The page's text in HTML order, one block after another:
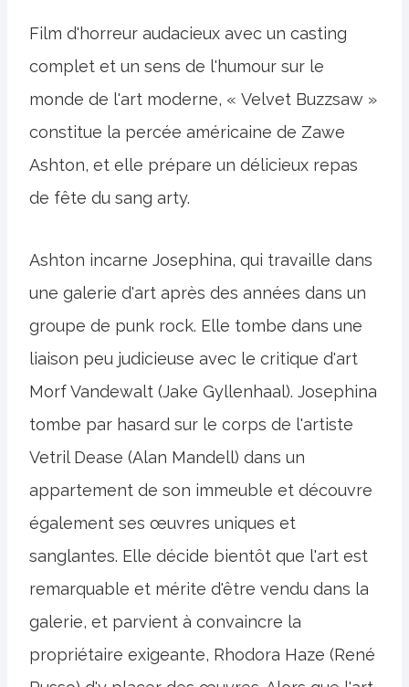
Film d'horreur audacieux avec un casting
complet et un sens de l'humour sur le
monde de l'art moderne, « Velvet Buzzsaw »
constitue la percée américaine de Zawe
Ashton, et elle prépare un délicieux repas
de fête du sang arty.
Ashton incarne Josephina, qui travaille dans
une galerie d'art après des années dans un
groupe de punk rock. Elle tombe dans une
liaison peu judicieuse avec le critique d'art
Morf Vandewalt (Jake Gyllenhaal). Josephina
tombe par hasard sur le corps de l'artiste
Vetril Dease (Alan Mandell) dans un
appartement de son immeuble et découvre
également ses œuvres uniques et
sanglantes. Elle décide bientôt que l'art est
remarquable et mérite d'être vendu dans la
galerie, et parvient à convaincre la
propriétaire exigeante, Rhodora Haze (René